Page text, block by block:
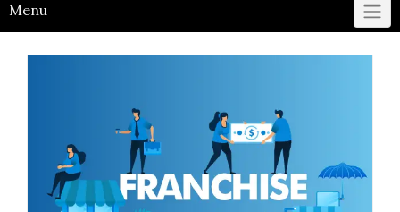
Menu